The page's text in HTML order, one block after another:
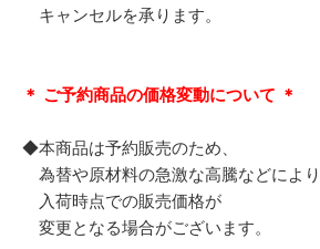
キャンセルを承ります。
＊ ご予約商品の価格変動について ＊
◆本商品は予約販売のため、
為替や原材料の急激な高騰などにより
入荷時点での販売価格が
変更となる場合がございます。